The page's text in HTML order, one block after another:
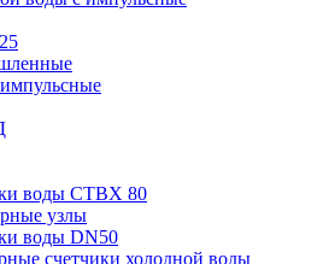
воды СТВХ 80
узлы
воды DN50
счетчики холодной воды